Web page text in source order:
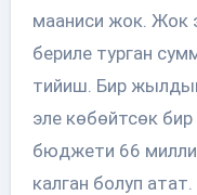
мааниси жок. Жок
бериле турган
тийиш. Бир
эле көбөйтсөк
бюджети 66
калган болуп атат.